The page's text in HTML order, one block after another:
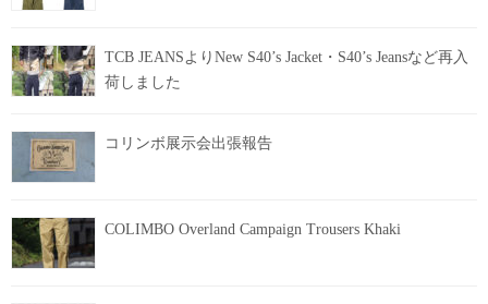
TCB JEANSよりNew S40’s Jacket・S40’s Jeansなど再入
荷しました
コリンボ展示会出張報告
COLIMBO Overland Campaign Trousers Khaki